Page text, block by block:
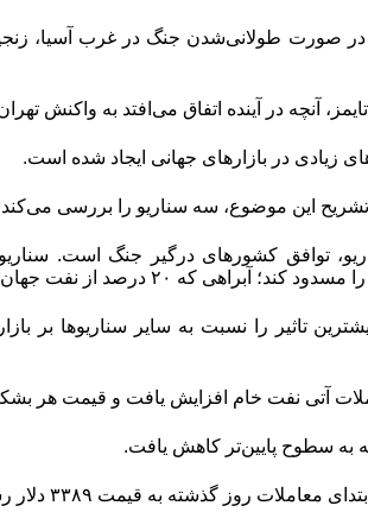
در صورت طولانی‌‌‌شدن جنگ در غرب آسیا،
آنچه در آینده اتفاق می‌‌‌افتد به واکنش
زیادی در بازارهای جهانی ایجاد شده است.
تشریح این موضوع، سه سناریو را بررسی
توافق کشورهای درگیر جنگ است.
که ۲۰‌ درصد از نفت جهان از طریق آن تامین می‌شود.
تاثیر را نسبت به سایر سناریوها بر
آتی نفت خام افزایش یافت و قیمت هر بشکه نفت
به سطوح پایین‌‌‌تر کاهش یافت.
۳۳۸۹ دلار رسید؛ اما در ادامه روز به کانال ۳۳۶۰ دلار در هر اونس کاهش یافت.